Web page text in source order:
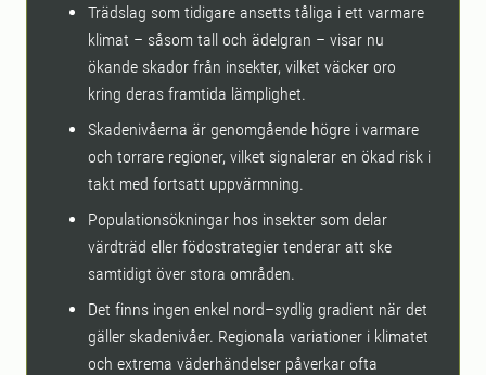
Trädslag som tidigare ansetts tåliga i ett varmare
klimat – såsom tall och ädelgran – visar nu
ökande skador från insekter, vilket väcker oro
kring deras framtida lämplighet.
Skadenivåerna är genomgående högre i varmare
och torrare regioner, vilket signalerar en ökad risk i
takt med fortsatt uppvärmning.
Populationsökningar hos insekter som delar
värdträd eller födostrategier tenderar att ske
samtidigt över stora områden.
Det finns ingen enkel nord–sydlig gradient när det
gäller skadenivåer. Regionala variationer i klimatet
och extrema väderhändelser påverkar ofta